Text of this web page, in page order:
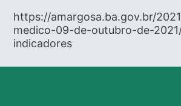
https://amargosa.ba.gov.br/
medico-09-de-outubro-de-
indicadores